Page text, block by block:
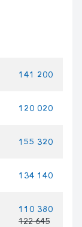
141 200
120 020
155 320
134 140
110 380
122 645